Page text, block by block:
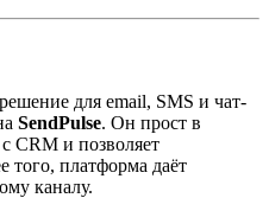
для email, SMS и чат-
SendPulse. Он прост в
CRM и позволяет
того, платформа даёт
каналу.